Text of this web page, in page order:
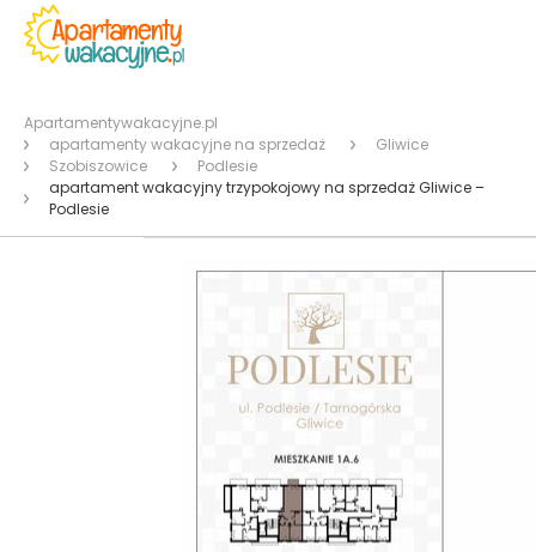
Apartamentywakacyjne.pl
apartamenty wakacyjne na sprzedaż
Gliwice
Szobiszowice
Podlesie
apartament wakacyjny trzypokojowy na sprzedaż Gliwice –
Podlesie